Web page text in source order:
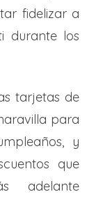
fidelizar a
durante los
tarjetas de
para
y
que
adelante